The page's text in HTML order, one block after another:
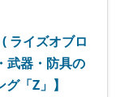
ライズオブロ
武器・防具の
「Z」】